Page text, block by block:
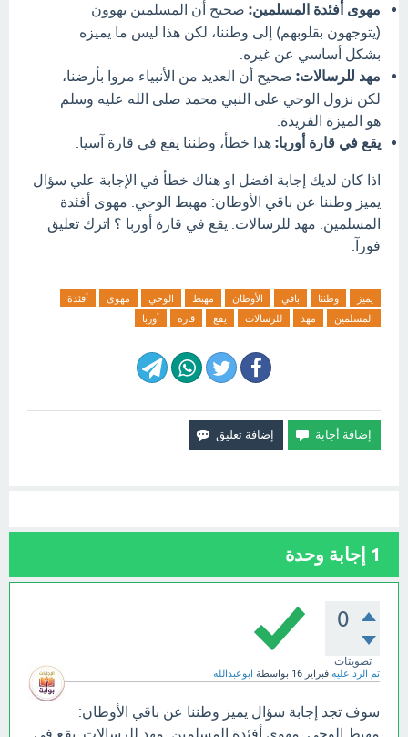
مهوى أفئدة المسلمين: صحيح أن المسلمين يهوون
(يتوجهون بقلوبهم) إلى وطننا، لكن هذا ليس ما يميزه
بشكل أساسي عن غيره.
مهد للرسالات: صحيح أن العديد من الأنبياء مروا بأرضنا،
لكن نزول الوحي على النبي محمد صلى الله عليه وسلم
هو الميزة الفريدة.
يقع في قارة أوربا: هذا خطأ، وطننا يقع في قارة آسيا.
اذا كان لديك إجابة افضل او هناك خطأ في الإجابة علي سؤال
يميز وطننا عن باقي الأوطان: مهبط الوحي. مهوى أفئدة
المسلمين. مهد للرسالات. يقع في قارة أوربا ؟ اترك تعليق
فورآ.
يميز وطننا باقي الأوطان مهبط الوحي مهوى
أفئدة
المسلمين
مهد للرسالات يقع قارة أوربا
1 إجابة وحدة
0
تصويتات
تم الرد عليه فبراير 16 بواسطة ابوعبدالله
سوف تجد إجابة سؤال يميز وطننا عن باقي الأوطان:
مهبط الوحي. مهوى أفئدة المسلمين. مهد للرسالات. يقع في